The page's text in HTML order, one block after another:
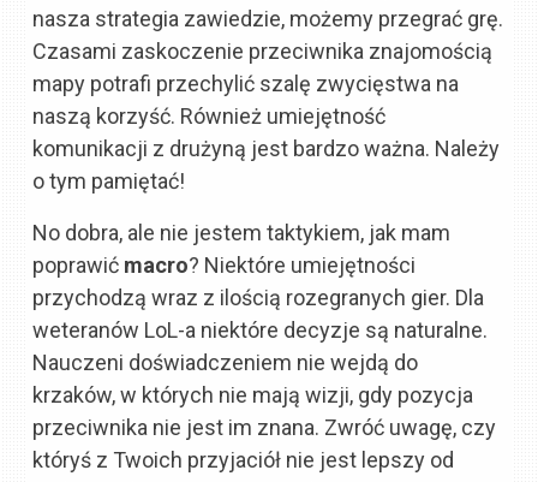
nasza strategia zawiedzie, możemy przegrać grę.
Czasami zaskoczenie przeciwnika znajomością
mapy potrafi przechylić szalę zwycięstwa na
naszą korzyść. Również umiejętność
komunikacji z drużyną jest bardzo ważna. Należy
o tym pamiętać!
No dobra, ale nie jestem taktykiem, jak mam
poprawić macro? Niektóre umiejętności
przychodzą wraz z ilością rozegranych gier. Dla
weteranów LoL-a niektóre decyzje są naturalne.
Nauczeni doświadczeniem nie wejdą do
krzaków, w których nie mają wizji, gdy pozycja
przeciwnika nie jest im znana. Zwróć uwagę, czy
któryś z Twoich przyjaciół nie jest lepszy od